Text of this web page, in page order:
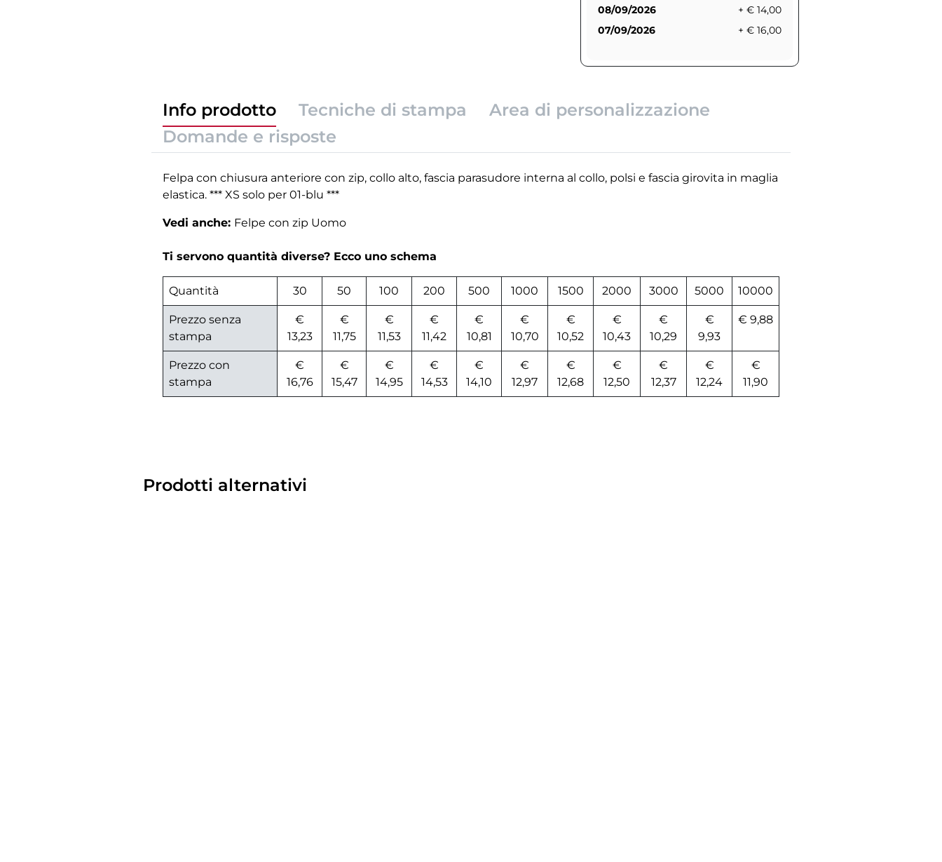
08/09/2026
+ € 14,00
07/09/2026
+ € 16,00
Info prodotto Tecniche di stampa
Area di personalizzazione
Domande e risposte
Felpa con chiusura anteriore con zip, collo alto, fascia parasudore interna al collo, polsi e fascia girovita in maglia
elastica. *** XS solo per 01-blu ***
Vedi anche: Felpe con zip Uomo
Ti servono quantità diverse? Ecco uno schema
Quantità 30 50 100 200 500 1000 1500 2000 3000 5000 10000
Prezzo senza
stampa
€
13,23
€
11,75
€
11,53
€
11,42
€
10,81
€
10,70
€
10,52
€
10,43
€
10,29
€
9,93
€ 9,88
Prezzo con
stampa
€
16,76
€
15,47
€
14,95
€
14,53
€
14,10
€
12,97
€
12,68
€
12,50
€
12,37
€
12,24
€
11,90
Prodotti alternativi